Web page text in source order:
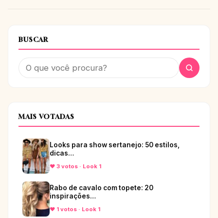
BUSCAR
MAIS VOTADAS
Looks para show sertanejo: 50 estilos,
dicas…
♥ 3 votos · Look 1
Rabo de cavalo com topete: 20
inspirações…
♥ 1 votos · Look 1